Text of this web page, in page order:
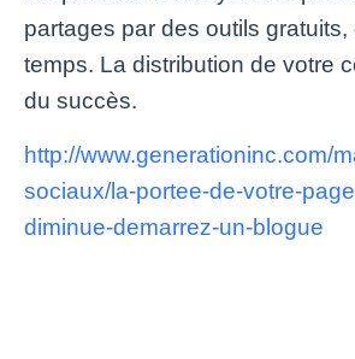
partages par des outils gratuits,
temps. La distribution de votre
du succès.
http://www.generationinc.com/
sociaux/la-portee-de-votre-
diminue-demarrez-un-blogue